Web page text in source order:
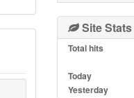
Site Stats
Total hits
Today
Yesterday